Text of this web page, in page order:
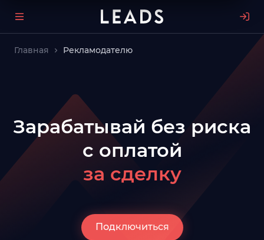
Главная Рекламодателю
Зарабатывай без рискa
с оплатой
за сделку
Подключиться